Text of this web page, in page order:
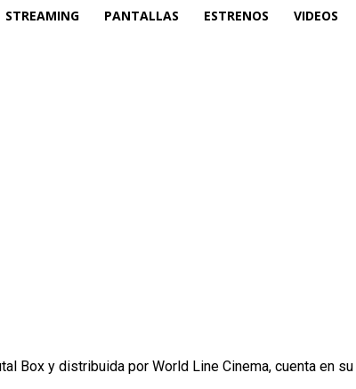
STREAMING PANTALLAS ESTRENOS VIDEOS
Box y distribuida por World Line Cinema, cuenta en